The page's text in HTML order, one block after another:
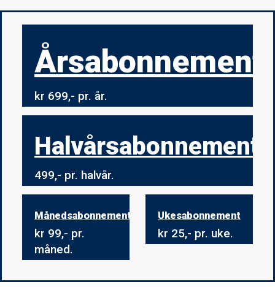
Årsabonnement
kr 699,- pr. år.
Halvårsabonnement
499,- pr. halvår.
Månedsabonnement
kr 99,- pr.
måned.
Ukesabonnement
kr 25,- pr. uke.